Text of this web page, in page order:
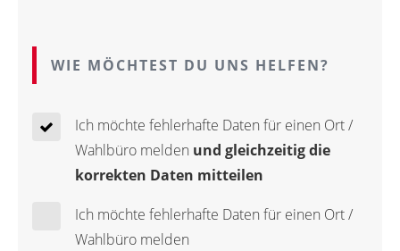
WIE MÖCHTEST DU UNS HELFEN?
Ich möchte fehlerhafte Daten für einen Ort /
Wahlbüro melden und gleichzeitig die
korrekten Daten mitteilen
Ich möchte fehlerhafte Daten für einen Ort /
Wahlbüro melden